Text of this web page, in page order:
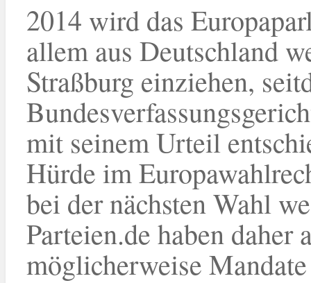
2014 wird das
allem aus Deutschland
Straßburg einziehen,
mit seinem Urteil
Hürde im
bei der nächsten Wahl
Parteien.de haben
möglicherweise